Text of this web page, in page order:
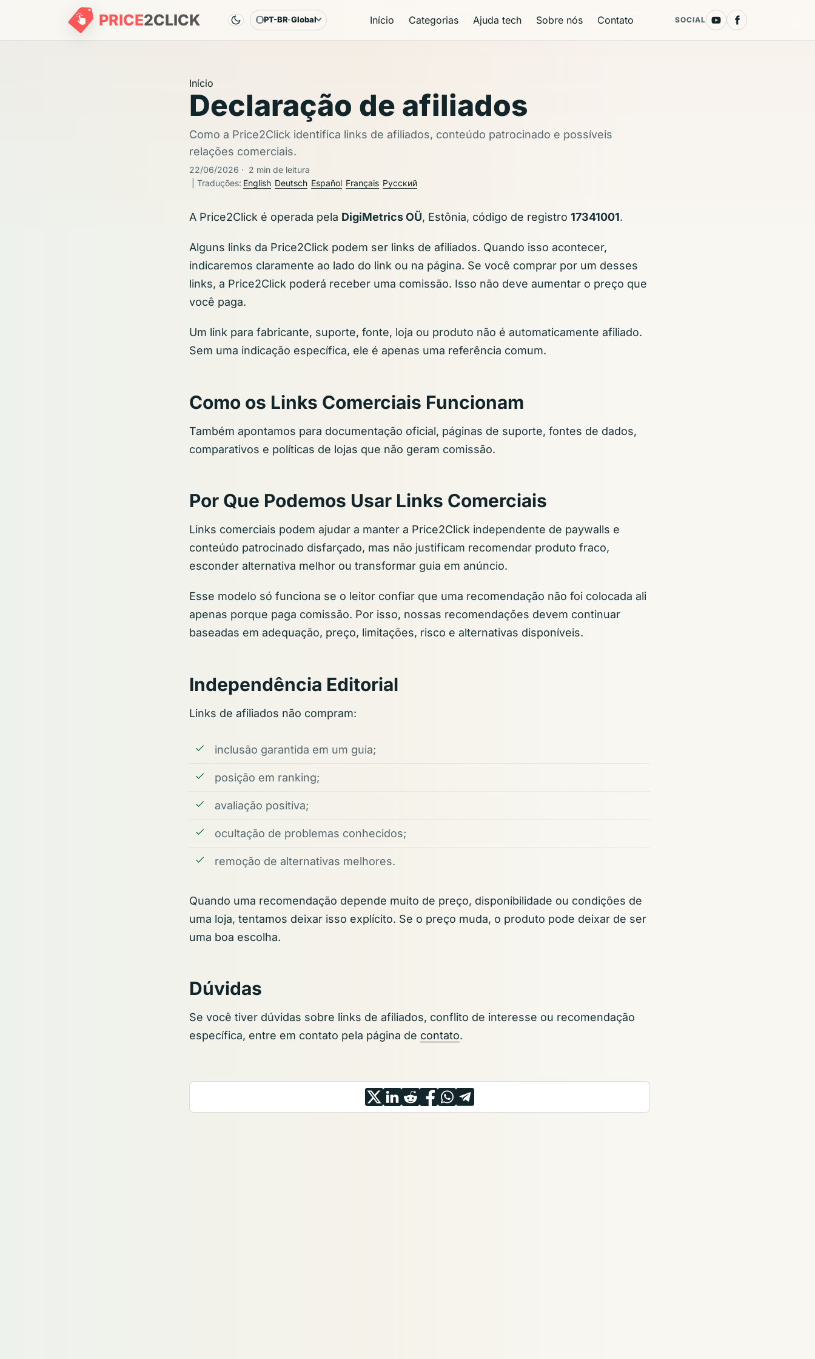
PRICE2CLICK Idioma e região
PT-BR Global Início Categorias Ajuda tech Sobre nós Contato SOCIAL
Início
Declaração de afiliados
Como a Price2Click identifica links de afiliados, conteúdo patrocinado e possíveis
relações comerciais.
22/06/2026 · 2 min de leitura
| Traduções: English Deutsch Español Français Русский
A Price2Click é operada pela DigiMetrics OÜ, Estônia, código de registro 17341001.
Alguns links da Price2Click podem ser links de afiliados. Quando isso acontecer,
indicaremos claramente ao lado do link ou na página. Se você comprar por um desses
links, a Price2Click poderá receber uma comissão. Isso não deve aumentar o preço que
você paga.
Um link para fabricante, suporte, fonte, loja ou produto não é automaticamente afiliado.
Sem uma indicação específica, ele é apenas uma referência comum.
Como os Links Comerciais Funcionam
Também apontamos para documentação oficial, páginas de suporte, fontes de dados,
comparativos e políticas de lojas que não geram comissão.
Por Que Podemos Usar Links Comerciais
Links comerciais podem ajudar a manter a Price2Click independente de paywalls e
conteúdo patrocinado disfarçado, mas não justificam recomendar produto fraco,
esconder alternativa melhor ou transformar guia em anúncio.
Esse modelo só funciona se o leitor confiar que uma recomendação não foi colocada ali
apenas porque paga comissão. Por isso, nossas recomendações devem continuar
baseadas em adequação, preço, limitações, risco e alternativas disponíveis.
Independência Editorial
Links de afiliados não compram:
inclusão garantida em um guia;
posição em ranking;
avaliação positiva;
ocultação de problemas conhecidos;
remoção de alternativas melhores.
Quando uma recomendação depende muito de preço, disponibilidade ou condições de
uma loja, tentamos deixar isso explícito. Se o preço muda, o produto pode deixar de ser
uma boa escolha.
Dúvidas
Se você tiver dúvidas sobre links de afiliados, conflito de interesse ou recomendação
específica, entre em contato pela página de contato.